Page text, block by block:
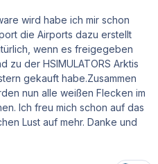
wird habe ich mir schon
die Airports dazu erstellt
wenn es freigegeben
zu der HSIMULATORS Arktis
gekauft habe.Zusammen
nun alle weißen Flecken im
Ich freu mich schon auf das
Lust auf mehr. Danke und